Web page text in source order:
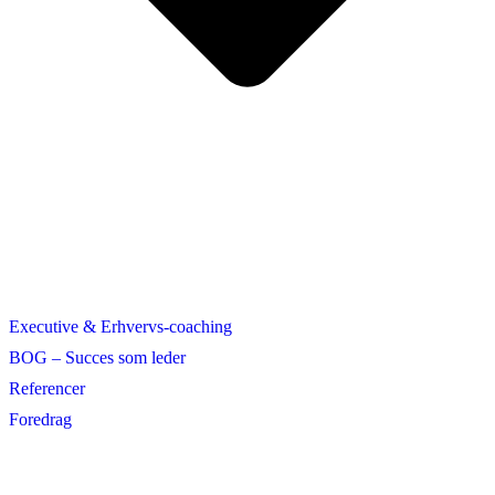
Executive & Erhvervs-coaching
BOG – Succes som leder
Referencer
Foredrag